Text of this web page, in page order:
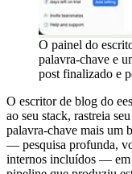
O painel do
palavra-chave e
post finalizado e
O escritor de blog do
ao seu stack, rastreia
palavra-chave mais um
— pesquisa profunda,
internos incluídos — em